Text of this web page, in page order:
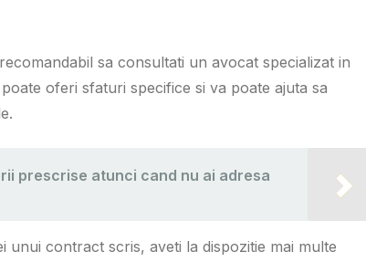
sa consultati un avocat specializat in
oferi sfaturi specifice si va poate ajuta sa
prescrise atunci cand nu ai adresa
unui contract scris, aveti la dispozitie mai multe